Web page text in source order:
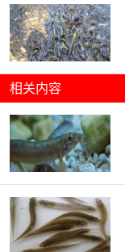
相关内容